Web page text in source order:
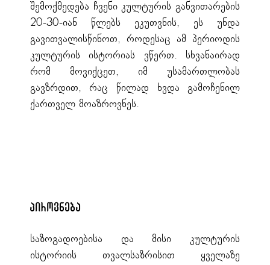
შემოქმედება ჩვენი კულტურის განვითარების
20-30-იან წლებს ეკუთვნის, ეს უნდა
გავითვალისწინოთ, როდესაც ამ პერიოდის
კულტურის ისტორიას ვწერთ. სხვანაირად
რომ მოვიქცეთ, იმ უსამართლობას
გავზრდით, რაც წილად ხვდა გამოჩენილ
ქართველ მოაზროვნეს.
პიროვნება
საზოგადოებისა და მისი კულტურის
ისტორიის თვალსაზრისით ყველაზე